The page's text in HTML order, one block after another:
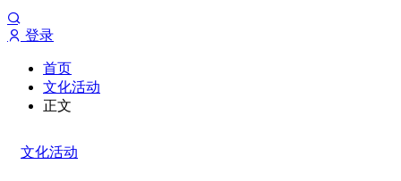
登录
首页
文化活动
正文
文化活动